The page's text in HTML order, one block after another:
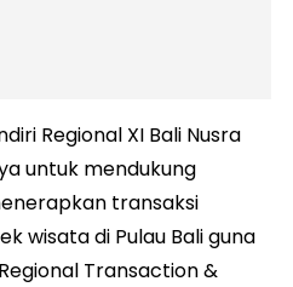
Regional XI Bali Nusra
untuk mendukung
transaksi
wisata di Pulau Bali guna
Transaction &